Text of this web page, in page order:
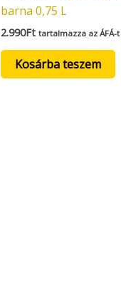
barna 0,75 L
2.990Ft tartalmazza az ÁFÁ-t
Kosárba teszem